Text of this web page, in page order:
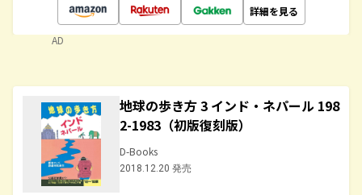
詳細を見る
AD
地球の歩き方 3 インド・ネパール 198
2-1983（初版復刻版）
D-Books
2018.12.20 発売